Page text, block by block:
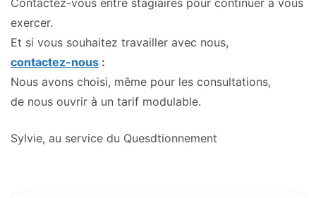
Contactez-vous entre stagiaires pour continuer à vous
exercer.
Et si vous souhaitez travailler avec nous,
contactez-nous :
Nous avons choisi, même pour les consultations,
de nous ouvrir à un tarif modulable.
Sylvie, au service du Quesdtionnement